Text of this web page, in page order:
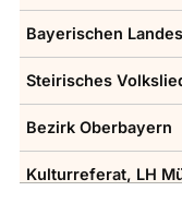
Bayerischen
Steirisches
Bezirk Oberbayern
Kulturreferat, LH